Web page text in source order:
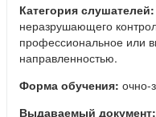
Категория слушателей:
неразрушающего
профессиональное или
направленностью.
Форма обучения: очно-
Выдаваемый документ: